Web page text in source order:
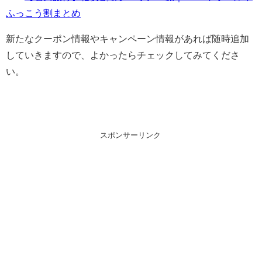
ふっこう割まとめ
新たなクーポン情報やキャンペーン情報があれば随時追加
していきますので、よかったらチェックしてみてくださ
い。
スポンサーリンク